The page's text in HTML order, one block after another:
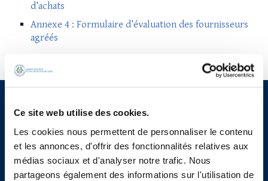
Ce site web utilise des cookies.
Les cookies nous permettent de personnaliser le contenu
et les annonces, d'offrir des fonctionnalités relatives aux
médias sociaux et d'analyser notre trafic. Nous
partageons également des informations sur l'utilisation de
d’achats
Annexe 4 : Formulaire d’évaluation des fournisseurs
agréés